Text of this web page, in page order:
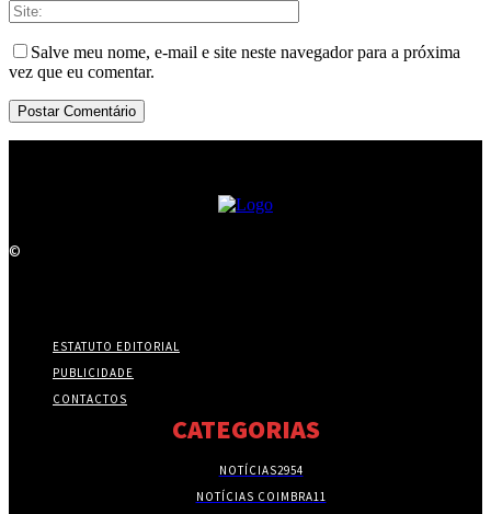
Salve meu nome, e-mail e site neste navegador para a próxima
vez que eu comentar.
©
ESTATUTO EDITORIAL
PUBLICIDADE
CONTACTOS
CATEGORIAS
NOTÍCIAS2954
NOTÍCIAS COIMBRA11